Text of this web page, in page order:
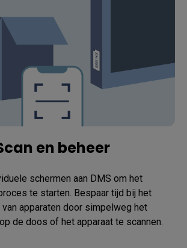
en beheer
schermen aan DMS om het
te starten. Bespaar tijd bij het
van apparaten door simpelweg het